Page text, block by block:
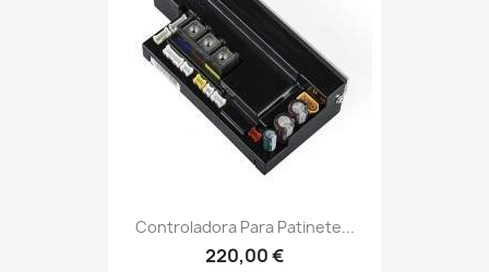
Controladora Para Patinete...
220,00 €